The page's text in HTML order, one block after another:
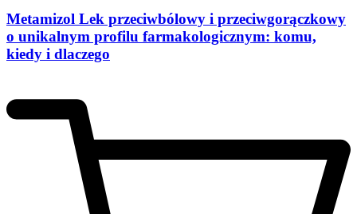
Metamizol Lek przeciwbólowy i przeciwgorączkowy
o unikalnym profilu farmakologicznym: komu,
kiedy i dlaczego